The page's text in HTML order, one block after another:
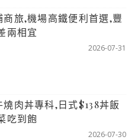
旅,機場高鐵便利首選,豐
兩相宜
2026-07-31
肉丼專科,日式$138丼飯
吃到飽
2026-07-30